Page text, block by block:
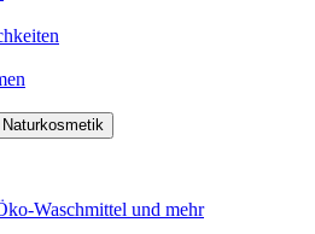
Waschmittel und mehr